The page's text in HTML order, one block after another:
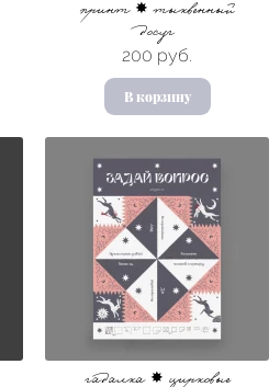
принт ✸ тыквенный
досуг
200 руб.
В корзину
гадалка ✸ цирковые